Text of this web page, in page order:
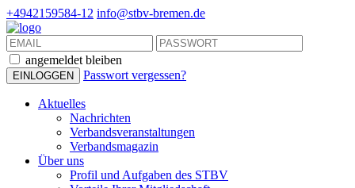
+4942159584-12 info@stbv-bremen.de
angemeldet bleiben
Passwort vergessen?
Aktuelles
Nachrichten
Verbandsveranstaltungen
Verbandsmagazin
Über uns
Profil und Aufgaben des STBV